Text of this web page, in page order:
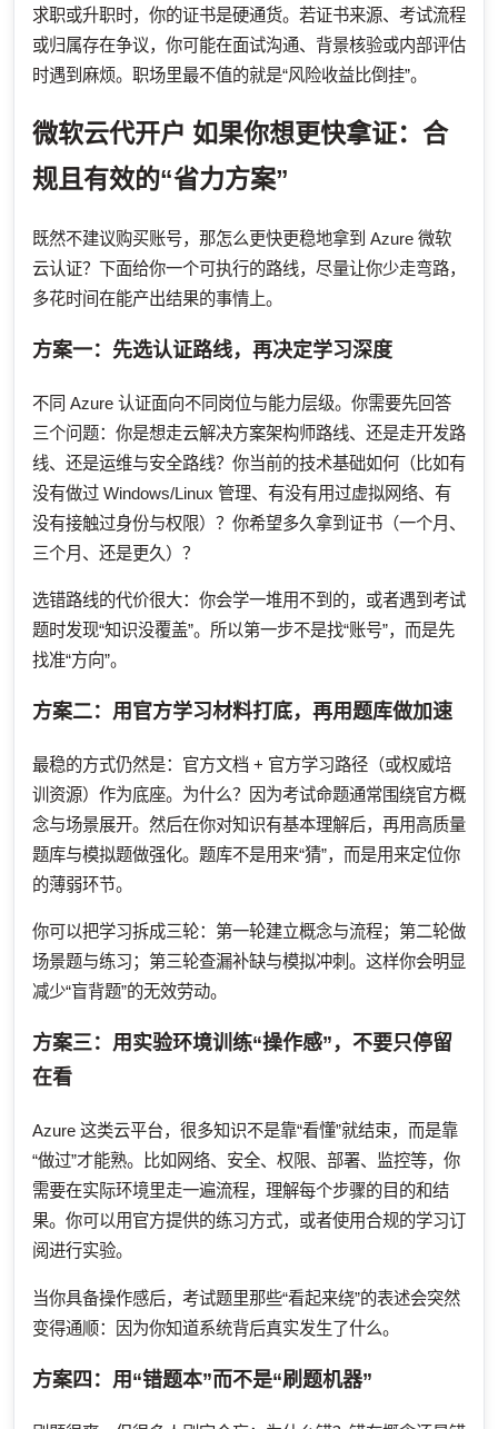
求职或升职时，你的证书是硬通货。若证书来源、考试流程
或归属存在争议，你可能在面试沟通、背景核验或内部评估
时遇到麻烦。职场里最不值的就是“风险收益比倒挂”。
微软云代开户 如果你想更快拿证：合
规且有效的“省力方案”
既然不建议购买账号，那怎么更快更稳地拿到 Azure 微软
云认证？下面给你一个可执行的路线，尽量让你少走弯路，
多花时间在能产出结果的事情上。
方案一：先选认证路线，再决定学习深度
不同 Azure 认证面向不同岗位与能力层级。你需要先回答
三个问题：你是想走云解决方案架构师路线、还是走开发路
线、还是运维与安全路线？你当前的技术基础如何（比如有
没有做过 Windows/Linux 管理、有没有用过虚拟网络、有
没有接触过身份与权限）？你希望多久拿到证书（一个月、
三个月、还是更久）？
选错路线的代价很大：你会学一堆用不到的，或者遇到考试
题时发现“知识没覆盖”。所以第一步不是找“账号”，而是先
找准“方向”。
方案二：用官方学习材料打底，再用题库做加速
最稳的方式仍然是：官方文档 + 官方学习路径（或权威培
训资源）作为底座。为什么？因为考试命题通常围绕官方概
念与场景展开。然后在你对知识有基本理解后，再用高质量
题库与模拟题做强化。题库不是用来“猜”，而是用来定位你
的薄弱环节。
你可以把学习拆成三轮：第一轮建立概念与流程；第二轮做
场景题与练习；第三轮查漏补缺与模拟冲刺。这样你会明显
减少“盲背题”的无效劳动。
方案三：用实验环境训练“操作感”，不要只停留
在看
Azure 这类云平台，很多知识不是靠“看懂”就结束，而是靠
“做过”才能熟。比如网络、安全、权限、部署、监控等，你
需要在实际环境里走一遍流程，理解每个步骤的目的和结
果。你可以用官方提供的练习方式，或者使用合规的学习订
阅进行实验。
当你具备操作感后，考试题里那些“看起来绕”的表述会突然
变得通顺：因为你知道系统背后真实发生了什么。
方案四：用“错题本”而不是“刷题机器”